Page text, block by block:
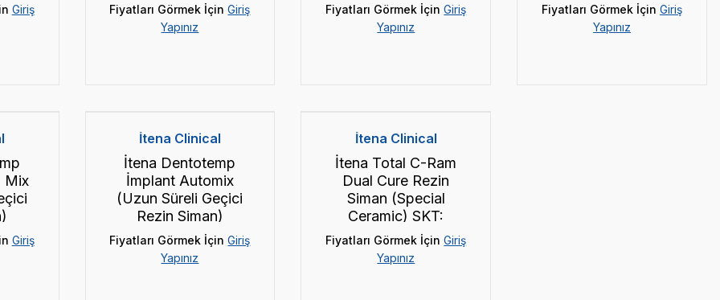
Giriş Fiyatları Görmek İçin Giriş
Yapınız
Fiyatları Görmek İçin Giriş
Yapınız
Fiyatları Görmek İçin Giriş
Yapınız
Mix
Giriş
İtena Clinical
İtena Dentotemp
İmplant Automix
(Uzun Süreli Geçici
Rezin Siman)
Fiyatları Görmek İçin Giriş
Yapınız
İtena Clinical
İtena Total C-Ram
Dual Cure Rezin
Siman (Special
Ceramic) SKT:
2026.08
Fiyatları Görmek İçin Giriş
Yapınız